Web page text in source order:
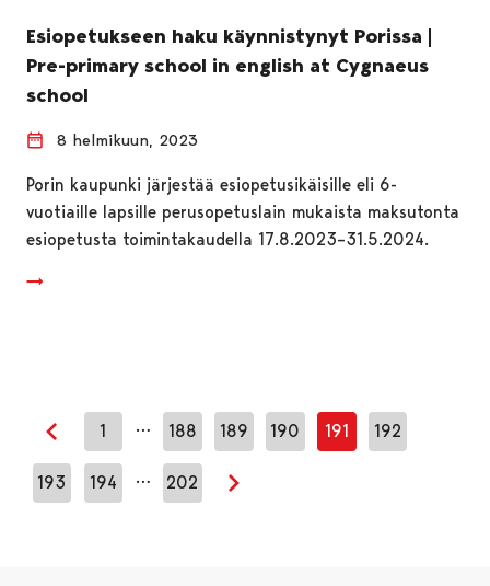
Esiopetukseen haku käynnistynyt Porissa |
Pre-primary school in english at Cygnaeus
school
8 helmikuun, 2023
Porin kaupunki järjestää esiopetusikäisille eli 6-
vuotiaille lapsille perusopetuslain mukaista maksutonta
esiopetusta toimintakaudella 17.8.2023–31.5.2024.
Edellinen sivu
1 … 188 189 190 191 192
193 194 … 202
Seuraava sivu